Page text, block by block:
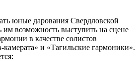
юные дарования Свердловской
им возможность выступить на сцене
в качестве солистов
и «Тагильские гармоники».